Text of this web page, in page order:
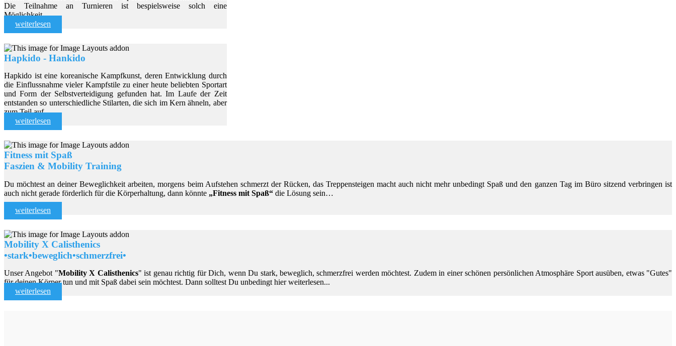
Die Teilnahme an Turnieren ist bespielsweise solch eine
Möglichkeit.....
weiterlesen
Hapkido - Hankido
Hapkido ist eine koreanische Kampfkunst, deren Entwicklung durch
die Einflussnahme vieler Kampfstile zu einer heute beliebten Sportart
und Form der Selbstverteidigung gefunden hat. Im Laufe der Zeit
entstanden so unterschiedliche Stilarten, die sich im Kern ähneln, aber
zum Teil auf ...
weiterlesen
Fitness mit Spaß
Faszien & Mobility Training
Du möchtest an deiner Beweglichkeit arbeiten, morgens beim Aufstehen schmerzt der Rücken, das Treppensteigen macht auch nicht mehr unbedingt Spaß und den ganzen Tag im Büro sitzend verbringen ist
auch nicht gerade förderlich für die Körperhaltung, dann könnte „Fitness mit Spaß“ die Lösung sein…
weiterlesen
Mobility X Calisthenics
•stark•beweglich•schmerzfrei•
Unser Angebot "Mobility X Calisthenics" ist genau richtig für Dich, wenn Du stark, beweglich, schmerzfrei werden möchtest. Zudem in einer schönen persönlichen Atmosphäre Sport ausüben, etwas "Gutes"
für deinen Körper tun und mit Spaß dabei sein möchtest. Dann solltest Du unbedingt hier weiterlesen...
weiterlesen